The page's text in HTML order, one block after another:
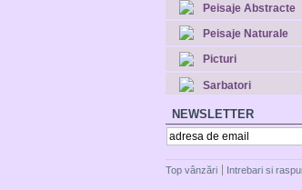
Peisaje Abstracte
Peisaje Naturale
Picturi
Sarbatori
NEWSLETTER
Top vânzări Intrebari si